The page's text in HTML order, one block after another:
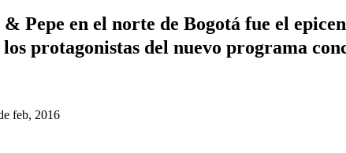
Pepe en el norte de Bogotá fue el
protagonistas del nuevo programa
feb, 2016